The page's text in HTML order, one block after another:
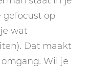
gefocust op
wat
Dat maakt
Wil je